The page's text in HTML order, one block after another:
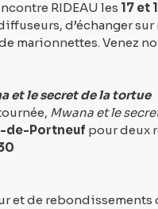
RIDEAU les 17 et
d’échanger
marionnettes. Venez
et le secret de la tortue
Mwana et le
de-Portneuf pour deux
et de